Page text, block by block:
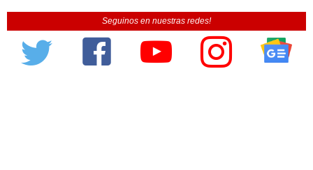
Seguinos en nuestras redes!